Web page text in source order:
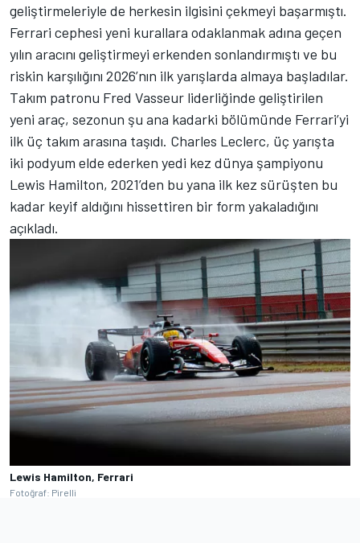
geliştirmeleriyle de herkesin ilgisini çekmeyi başarmıştı.
Ferrari cephesi yeni kurallara odaklanmak adına geçen
yılın aracını geliştirmeyi erkenden sonlandırmıştı ve bu
riskin karşılığını 2026’nın ilk yarışlarda almaya başladılar.
Takım patronu Fred Vasseur liderliğinde geliştirilen
yeni araç, sezonun şu ana kadarki bölümünde Ferrari’yi
ilk üç takım arasına taşıdı. Charles Leclerc, üç yarışta
iki podyum elde ederken yedi kez dünya şampiyonu
Lewis Hamilton, 2021’den bu yana ilk kez sürüşten bu
kadar keyif aldığını hissettiren bir form yakaladığını
açıkladı.
Lewis Hamilton, Ferrari
Fotoğraf: Pirelli